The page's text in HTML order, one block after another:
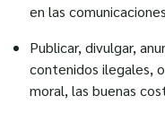
en las
Publicar, divulgar,
contenidos ilegales,
moral, las buenas